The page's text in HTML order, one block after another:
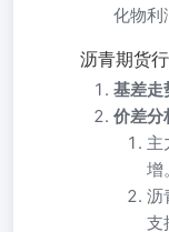
化物利
沥青期货
基差走
价差分
主
增。
沥
支